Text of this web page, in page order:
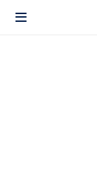
